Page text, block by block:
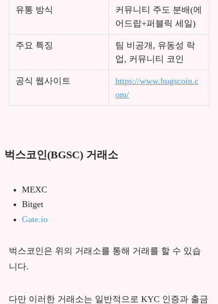
유통 방식
커뮤니티 주도 분배(에
어드랍+퍼블릭 세일)
주요 특징
팀 비공개, 유동성 락
업, 커뮤니티 코인
공식 웹사이트
https://www.bugscoin.c
om/
벅스코인(BGSC) 거래소
MEXC
Bitget
Gate.io
벅스코인은 위의 거래소를 통해 거래를 할 수 있습
니다.
다만 이러한 거래소는 일반적으로 KYC 인증과 출금